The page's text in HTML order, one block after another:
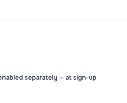
separately — at sign-up